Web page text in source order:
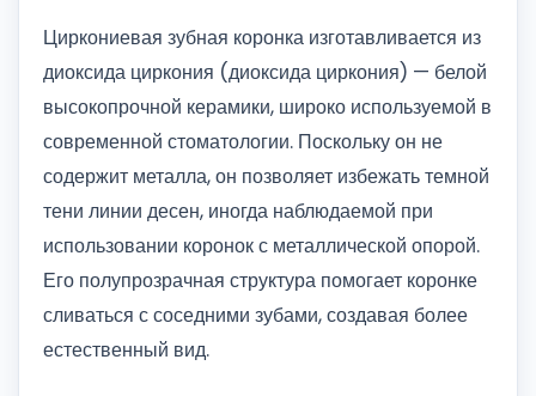
Циркониевая зубная коронка изготавливается из
диоксида циркония (диоксида циркония) — белой
высокопрочной керамики, широко используемой в
современной стоматологии. Поскольку он не
содержит металла, он позволяет избежать темной
тени линии десен, иногда наблюдаемой при
использовании коронок с металлической опорой.
Его полупрозрачная структура помогает коронке
сливаться с соседними зубами, создавая более
естественный вид.